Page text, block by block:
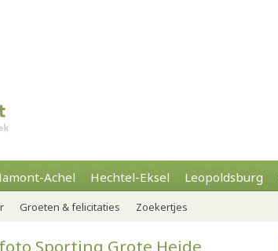
Achel Hechtel-Eksel Leopoldsburg
Groeten & felicitaties Zoekertjes
Sporting Grote Heide